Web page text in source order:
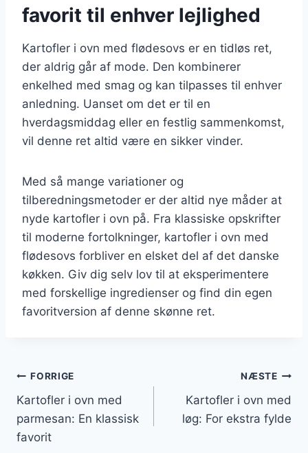
favorit til enhver lejlighed
Kartofler i ovn med flødesovs er en tidløs ret,
der aldrig går af mode. Den kombinerer
enkelhed med smag og kan tilpasses til enhver
anledning. Uanset om det er til en
hverdagsmiddag eller en festlig sammenkomst,
vil denne ret altid være en sikker vinder.
Med så mange variationer og
tilberedningsmetoder er der altid nye måder at
nyde kartofler i ovn på. Fra klassiske opskrifter
til moderne fortolkninger, kartofler i ovn med
flødesovs forbliver en elsket del af det danske
køkken. Giv dig selv lov til at eksperimentere
med forskellige ingredienser og find din egen
favoritversion af denne skønne ret.
Indlægsnavigation
FORRIGE
Kartofler i ovn med
parmesan: En klassisk
favorit
NÆSTE
Kartofler i ovn med
løg: For ekstra fylde